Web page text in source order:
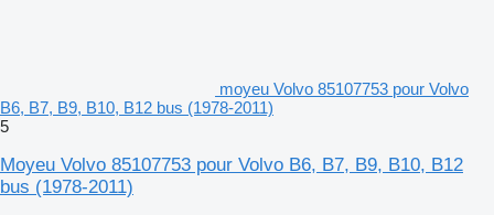
moyeu Volvo 85107753 pour Volvo
B6, B7, B9, B10, B12 bus (1978-2011)
5
Moyeu Volvo 85107753 pour Volvo B6, B7, B9, B10, B12
bus (1978-2011)